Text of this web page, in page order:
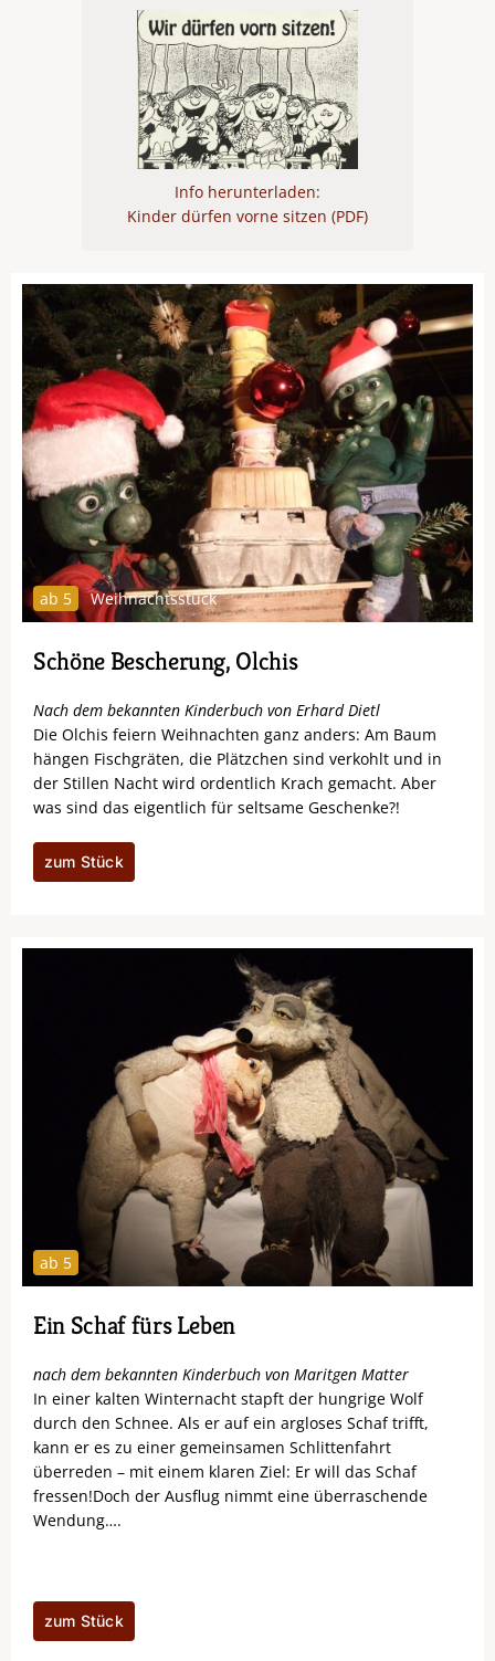
Info herunterladen:
Kinder dürfen vorne sitzen (PDF)
ab 5 Weihnachtsstück
Schöne Bescherung, Olchis
Nach dem bekannten Kinderbuch von Erhard Dietl
Die Olchis feiern Weihnachten ganz anders: Am Baum
hängen Fischgräten, die Plätzchen sind verkohlt und in
der Stillen Nacht wird ordentlich Krach gemacht. Aber
was sind das eigentlich für seltsame Geschenke?!
zum Stück
ab 5
Ein Schaf fürs Leben
nach dem bekannten Kinderbuch von Maritgen Matter
In einer kalten Winternacht stapft der hungrige Wolf
durch den Schnee. Als er auf ein argloses Schaf trifft,
kann er es zu einer gemeinsamen Schlittenfahrt
überreden – mit einem klaren Ziel: Er will das Schaf
fressen!Doch der Ausflug nimmt eine überraschende
Wendung….
zum Stück